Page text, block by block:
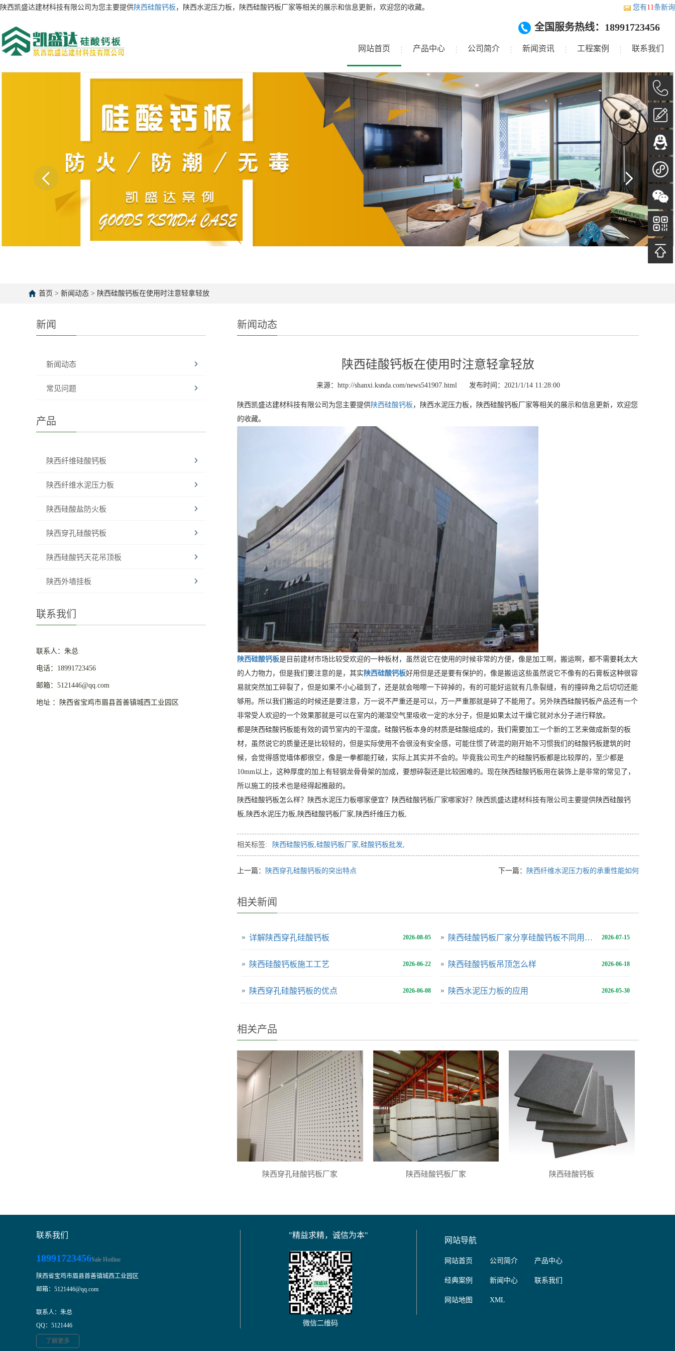
陕西凯盛达建材科技有限公司为您主要提供陕西硅酸钙板 ，陕西水泥压力板，陕西硅酸钙板厂家等相关的展示和信息更新，欢迎您的收藏。 您有11条新
网站首页 产品中心 公司简介 新闻资讯 工程案例 联系我们
全国服务热线：18991723456
首页 > 新闻动态 > 陕西硅酸钙板在使用时注意轻拿轻放
新闻
新闻动态
常见问题
产品
陕西纤维硅酸钙板
陕西纤维水泥压力板
陕西硅酸盐防火板
陕西穿孔硅酸钙板
陕西硅酸钙天花吊顶板
陕西外墙挂板
联系我们
联系人：朱总
电话：18991723456
邮箱：5121446@qq.com
地址 ：陕西省宝鸡市眉县首善镇城西工业园区
新闻动态
陕西硅酸钙板在使用时注意轻拿轻放
来源：http://shanxi.ksnda.com/news541907.html 发布时间：2021/1/14 11:28:00
陕西凯盛达建材科技有限公司为您主要提供陕西硅酸钙板 ，陕西水泥压力板，陕西硅酸钙板厂家等相关的展示和信息更新，欢迎您
的收藏。
陕西硅酸钙板是目前建材市场比较受欢迎的一种板材，虽然说它在使用的时候非常的方便，像是加工啊，搬运啊，都不需要耗太大
的人力物力，但是我们要注意的是，其实 陕西硅酸钙板好用但是还是要有保护的，像是搬运这些虽然说它不像有的石膏板这种很容
易就突然加工碎裂了，但是如果不小心碰到了，还是就会啪嚓一下碎掉的，有的可能好运就有几条裂缝，有的撞碎角之后切切还能
够用。所以我们搬运的时候还是要注意，万一说不严重还是可以，万一严重那就是碎了不能用了。另外陕西硅酸钙板产品还有一个
非常受人欢迎的一个效果那就是可以在室内的潮湿空气里吸收一定的水分子，但是如果太过干燥它就对水分子进行释放。
都是陕西硅酸钙板能有效的调节室内的干湿度。硅酸钙板本身的材质是硅酸组成的，我们需要加工一个新的工艺来做成新型的板
材，虽然说它的质量还是比较轻的，但是实际使用不会很没有安全感，可能住惯了砖混的刚开始不习惯我们的硅酸钙板建筑的时
候，会觉得感觉墙体都很空，像是一拳都能打破，实际上其实并不会的。毕竟我公司生产的硅酸钙板都是比较厚的，至少都是
10mm以上，这种厚度的加上有轻钢龙骨骨架的加成，要想碎裂还是比较困难的。现在陕西硅酸钙板用在装饰上是非常的常见了，
所以施工的技术也是经得起推敲的。
陕西硅酸钙板怎么样？陕西水泥压力板哪家便宜？陕西硅酸钙板厂家哪家好？陕西凯盛达建材科技有限公司主要提供陕西硅酸钙
板,陕西水泥压力板,陕西硅酸钙板厂家,陕西纤维压力板,
相关标签: 陕西硅酸钙板,硅酸钙板厂家,硅酸钙板批发,
上一篇： 陕西穿孔硅酸钙板的突出特点 下一篇： 陕西纤维水泥压力板的承重性能如何
相关新闻
2026-08-05
详解陕西穿孔硅酸钙板 2026-07-15
陕西硅酸钙板厂家分享硅酸钙板不同用途用多厚合适
2026-06-22
陕西硅酸钙板施工工艺 2026-06-18
陕西硅酸钙板吊顶怎么样
2026-06-08
陕西穿孔硅酸钙板的优点 2026-05-30
陕西水泥压力板的应用
相关产品
陕西穿孔硅酸钙板厂家 陕西硅酸钙板厂家 陕西硅酸钙板
联系我们
18991723456Sale Hotline
陕西省宝鸡市眉县首善镇城西工业园区
邮箱：5121446@qq.com
联系人：朱总
QQ：5121446
了解更多
"精益求精，诚信为本"
微信二维码
网站导航
网站首页 公司简介 产品中心
经典案例 新闻中心 联系我们
网站地图 XML